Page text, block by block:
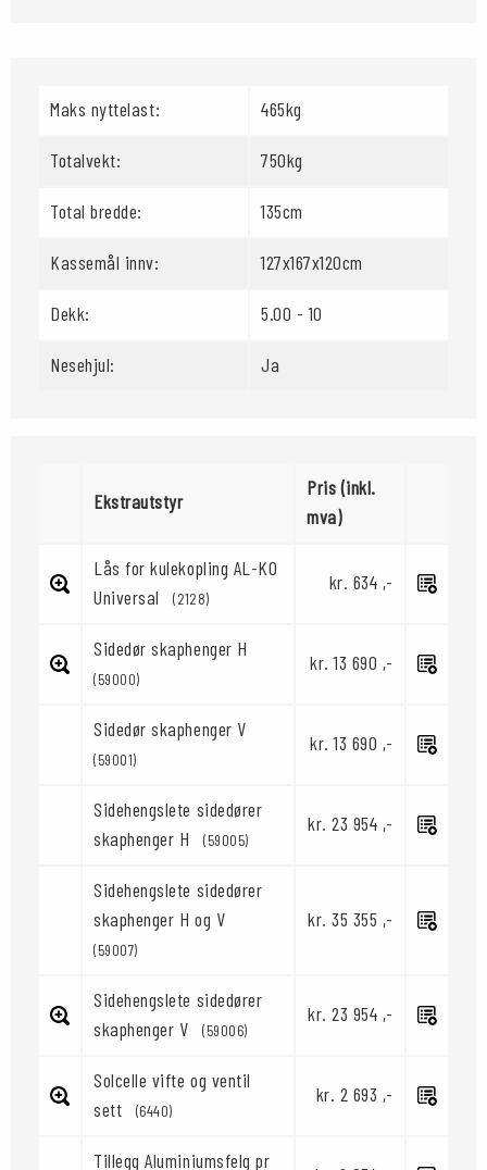
Maks nyttelast: 465kg
Totalvekt: 750kg
Total bredde: 135cm
Kassemål innv: 127x167x120cm
Dekk: 5.00 - 10
Nesehjul: Ja
Ekstrautstyr
Pris (inkl.
mva)
Lås for kulekopling AL-KO
Universal
(2128)
kr. 634 ,-
Sidedør skaphenger H
(59000)
kr. 13 690 ,-
Sidedør skaphenger V
(59001)
kr. 13 690 ,-
Sidehengslete sidedører
skaphenger H
(59005)
kr. 23 954 ,-
Sidehengslete sidedører
skaphenger H og V
(59007)
kr. 35 355 ,-
Sidehengslete sidedører
skaphenger V
(59006)
kr. 23 954 ,-
Solcelle vifte og ventil
sett
(6440)
kr. 2 693 ,-
Tillegg Aluminiumsfelg pr